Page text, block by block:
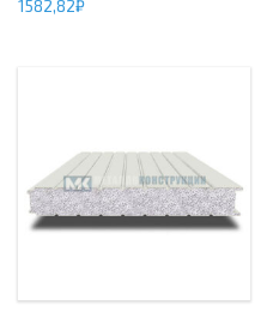
1582,82₽